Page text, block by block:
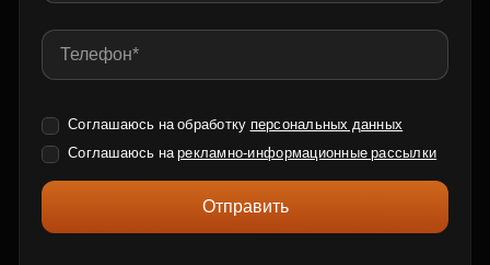
Соглашаюсь на обработку персональных данных
Соглашаюсь нарекламно-информационные рассылки
Отправить